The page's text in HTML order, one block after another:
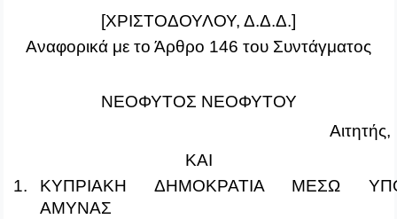
[ΧΡΙΣΤΟΔΟΥΛΟΥ, Δ.Δ.Δ.]
Αναφορικά με το Άρθρο 146 του Συντάγματος
ΝΕΟΦΥΤΟΣ ΝΕΟΦΥΤΟΥ
Αιτητής,
ΚΑΙ
1.
ΚΥΠΡΙΑΚΗ ΔΗΜΟΚΡΑΤΙΑ ΜΕΣΩ
ΑΜΥΝΑΣ